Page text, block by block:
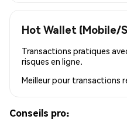
Hot Wallet (Mobile/
Transactions pratiques
risques en ligne.
Meilleur pour transactions
Conseils pro: